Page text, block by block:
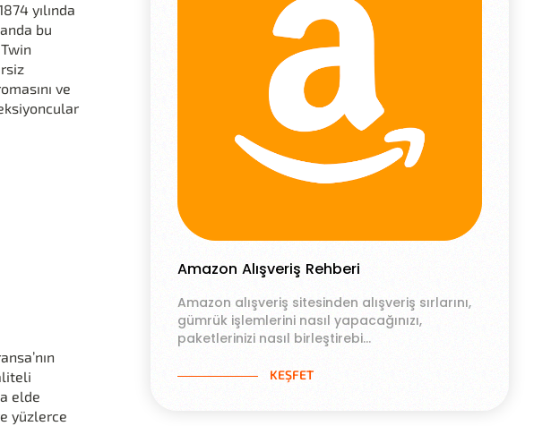
yılında
bu
ve
elde
yüzlerce
Amazon Alışveriş Rehberi
Amazon alışveriş sitesinden alışveriş sırlarını,
gümrük işlemlerini nasıl yapacağınızı,
paketlerinizi nasıl birleştirebi...
KEŞFET